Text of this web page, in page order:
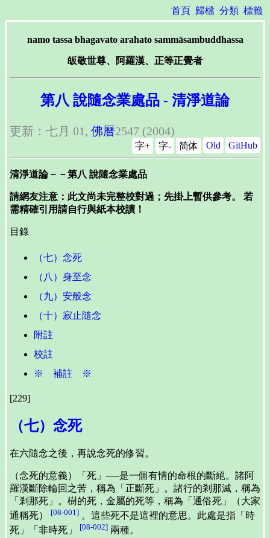
首頁 歸檔 分類 標籤
namo tassa bhagavato arahato sammāsambuddhassa
皈敬世尊、阿羅漢、正等正覺者
第八 說隨念業處品 - 清淨道論
更新：七月 01, 佛曆2547 (2004)
GitHub
Old
简体
字+ 字-
清淨道論－－第八 說隨念業處品
請網友注意：此文尚未完整校對過；先掛上暫供參考。 若
需精確引用請自行與紙本校讀！
目錄
（七）念死
（八）身至念
（九）安般念
（十）寂止隨念
附註
校註
※ 補註 ※
[229]
（七）念死
在六隨念之後，再說念死的修習。
（念死的意義）「死」──是一個有情的命根的斷絕。諸阿
羅漢斷除輪回之苦，稱為「正斷死」。諸行的剎那滅，稱為
「剎那死」。樹的死，金屬的死等，稱為「通俗死」（大家
通稱死）
[08-001] 。這些死不是這裡的意思。此處是指「時
死」「非時死」
[08-002] 兩種。